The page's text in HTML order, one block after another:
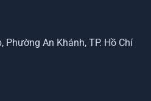
Phường An Khánh, TP. Hồ Chí